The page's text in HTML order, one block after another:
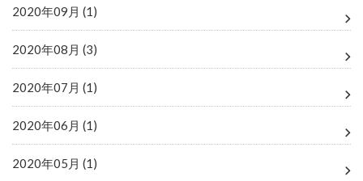
2020年09月 (1)
2020年08月 (3)
2020年07月 (1)
2020年06月 (1)
2020年05月 (1)